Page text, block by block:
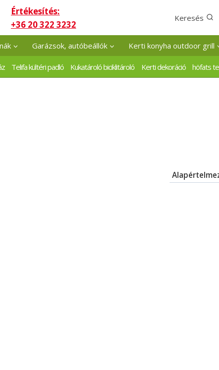
Értékesítés:
+36 20 322 3232
Keresés
Garázsok, autóbeállók Kerti konyha outdoor grill
Telifa kültéri padló Kukatároló biciklitároló Kerti dekoráció höfats